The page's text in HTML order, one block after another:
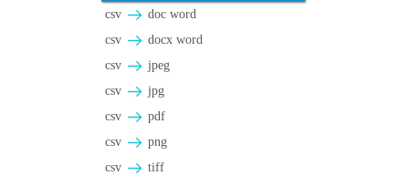
csv
doc word
csv
docx word
csv
jpeg
csv
jpg
csv
pdf
csv
png
csv
tiff